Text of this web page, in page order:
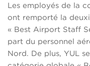
Les employés de la
ont remporté la
« Best Airport Staff
part du personnel
Nord. De plus, YUL